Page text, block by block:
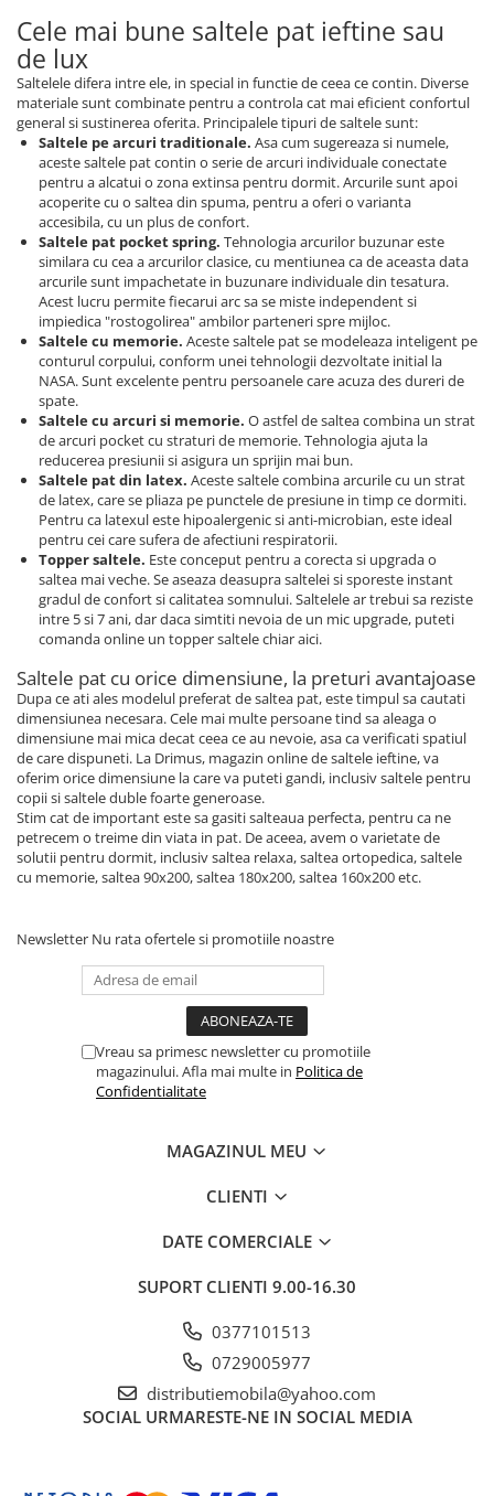
Cele mai bune saltele pat ieftine sau
de lux
Saltelele difera intre ele, in special in functie de ceea ce contin. Diverse
materiale sunt combinate pentru a controla cat mai eficient confortul
general si sustinerea oferita. Principalele tipuri de saltele sunt:
Saltele pe arcuri traditionale. Asa cum sugereaza si numele,
aceste saltele pat contin o serie de arcuri individuale conectate
pentru a alcatui o zona extinsa pentru dormit. Arcurile sunt apoi
acoperite cu o saltea din spuma, pentru a oferi o varianta
accesibila, cu un plus de confort.
Saltele pat pocket spring. Tehnologia arcurilor buzunar este
similara cu cea a arcurilor clasice, cu mentiunea ca de aceasta data
arcurile sunt impachetate in buzunare individuale din tesatura.
Acest lucru permite fiecarui arc sa se miste independent si
impiedica "rostogolirea" ambilor parteneri spre mijloc.
Saltele cu memorie. Aceste saltele pat se modeleaza inteligent pe
conturul corpului, conform unei tehnologii dezvoltate initial la
NASA. Sunt excelente pentru persoanele care acuza des dureri de
spate.
Saltele cu arcuri si memorie. O astfel de saltea combina un strat
de arcuri pocket cu straturi de memorie. Tehnologia ajuta la
reducerea presiunii si asigura un sprijin mai bun.
Saltele pat din latex. Aceste saltele combina arcurile cu un strat
de latex, care se pliaza pe punctele de presiune in timp ce dormiti.
Pentru ca latexul este hipoalergenic si anti-microbian, este ideal
pentru cei care sufera de afectiuni respiratorii.
Topper saltele. Este conceput pentru a corecta si upgrada o
saltea mai veche. Se aseaza deasupra saltelei si sporeste instant
gradul de confort si calitatea somnului. Saltelele ar trebui sa reziste
intre 5 si 7 ani, dar daca simtiti nevoia de un mic upgrade, puteti
comanda online un topper saltele chiar aici.
Saltele pat cu orice dimensiune, la preturi avantajoase
Dupa ce ati ales modelul preferat de saltea pat, este timpul sa cautati
dimensiunea necesara. Cele mai multe persoane tind sa aleaga o
dimensiune mai mica decat ceea ce au nevoie, asa ca verificati spatiul
de care dispuneti. La Drimus, magazin online de saltele ieftine, va
oferim orice dimensiune la care va puteti gandi, inclusiv saltele pentru
copii si saltele duble foarte generoase.
Stim cat de important este sa gasiti salteaua perfecta, pentru ca ne
petrecem o treime din viata in pat. De aceea, avem o varietate de
solutii pentru dormit, inclusiv saltea relaxa, saltea ortopedica, saltele
cu memorie, saltea 90x200, saltea 180x200, saltea 160x200 etc.
Newsletter Nu rata ofertele si promotiile noastre
Vreau sa primesc newsletter cu promotiile
magazinului. Afla mai multe in Politica de
Confidentialitate
MAGAZINUL MEU
CLIENTI
DATE COMERCIALE
SUPORT CLIENTI 9.00-16.30
0377101513
0729005977
distributiemobila@yahoo.com
SOCIAL URMARESTE-NE IN SOCIAL MEDIA